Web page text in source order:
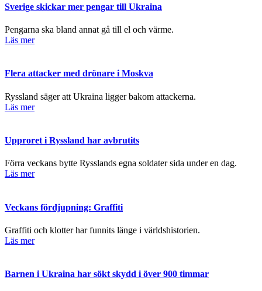
Sverige skickar mer pengar till Ukraina
Pengarna ska bland annat gå till el och värme.
Läs mer
Flera attacker med drönare i Moskva
Ryssland säger att Ukraina ligger bakom attackerna.
Läs mer
Upproret i Ryssland har avbrutits
Förra veckans bytte Rysslands egna soldater sida under en dag.
Läs mer
Veckans fördjupning: Graffiti
Graffiti och klotter har funnits länge i världshistorien.
Läs mer
Barnen i Ukraina har sökt skydd i över 900 timmar